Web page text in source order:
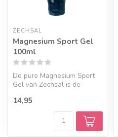
ZECHSAL
Magnesium Sport Gel
100ml
De pure Magnesium Sport
Gel van Zechsal is de
hebbe...
14,95